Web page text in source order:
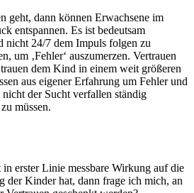
geht, dann können Erwachsene im
entspannen. Es ist bedeutsam
nicht 24/7 dem Impuls folgen zu
um ‚Fehler‘ auszumerzen. Vertrauen
dem Kind in einem weit größeren
aus eigener Erfahrung um Fehler und
der Sucht verfallen ständig
müssen.
erster Linie messbare Wirkung auf die
der Kinder hat, dann frage ich mich, an